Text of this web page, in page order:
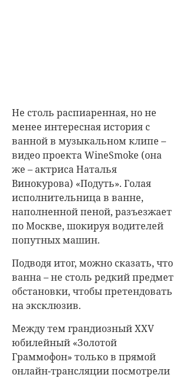
Не столь распиаренная, но не
менее интересная история с
ванной в музыкальном клипе –
видео проекта WineSmoke (она
же – актриса Наталья
Винокурова) «Подуть». Голая
исполнительница в ванне,
наполненной пеной, разъезжает
по Москве, шокируя водителей
попутных машин.
Подводя итог, можно сказать, что
ванна – не столь редкий предмет
обстановки, чтобы претендовать
на эксклюзив.
Между тем грандиозный XXV
юбилейный «Золотой
Граммофон» только в прямой
онлайн-трансляции посмотрели